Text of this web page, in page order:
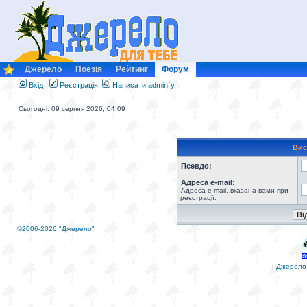
Джерело Поезія Рейтинг Форум
Вхід Реєстрація Написати admin`у
Сьогодні: 09 серпня 2026, 04:09
Псевдо:
Адреса e-mail:
Адреса e-mail, вказана вами при
реєстрації.
©2006-2026 "Джерело"
| Джерело